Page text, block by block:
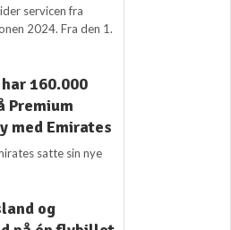
servicen fra
2024. Fra den 1.
160.000
Premium
med Emirates
satte sin nye
og